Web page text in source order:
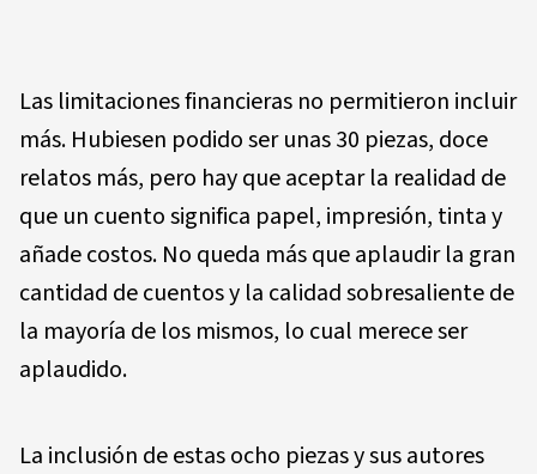
Las limitaciones financieras no permitieron incluir
más. Hubiesen podido ser unas 30 piezas, doce
relatos más, pero hay que aceptar la realidad de
que un cuento significa papel, impresión, tinta y
añade costos. No queda más que aplaudir la gran
cantidad de cuentos y la calidad sobresaliente de
la mayoría de los mismos, lo cual merece ser
aplaudido.
La inclusión de estas ocho piezas y sus autores